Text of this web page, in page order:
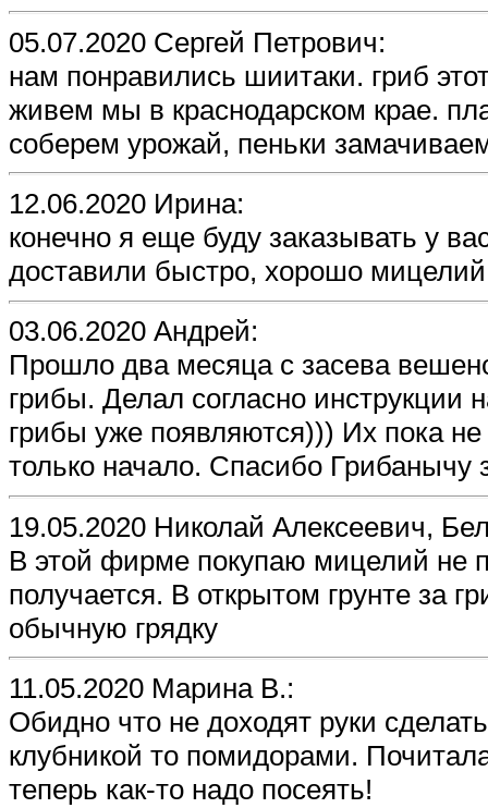
05.07.2020 Сергей Петрович:
нам понравились шиитаки. гриб
живем мы в краснодарском крае.
соберем урожай, пеньки
12.06.2020 Ирина:
конечно я еще буду заказывать у
доставили быстро, хорошо
03.06.2020 Андрей:
Прошло два месяца с засева
грибы. Делал согласно
грибы уже появляются))) Их пока не
только начало. Спасибо Грибанычу
19.05.2020 Николай Алексеевич,
В этой фирме покупаю мицелий не
получается. В открытом грунте за
обычную грядку
11.05.2020 Марина В.:
Обидно что не доходят руки
клубникой то помидорами.
теперь как-то надо посеять!